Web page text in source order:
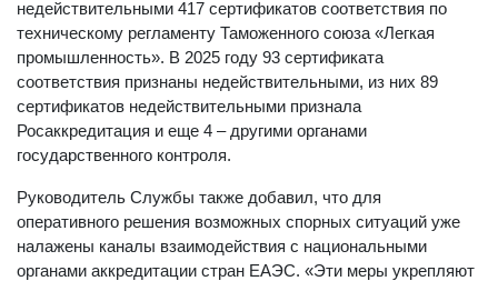
недействительными 417 сертификатов соответствия по
техническому регламенту Таможенного союза «Легкая
промышленность». В 2025 году 93 сертификата
соответствия признаны недействительными, из них 89
сертификатов недействительными признала
Росаккредитация и еще 4 – другими органами
государственного контроля.
Руководитель Службы также добавил, что для
оперативного решения возможных спорных ситуаций уже
налажены каналы взаимодействия с национальными
органами аккредитации стран ЕАЭС. «Эти меры укрепляют